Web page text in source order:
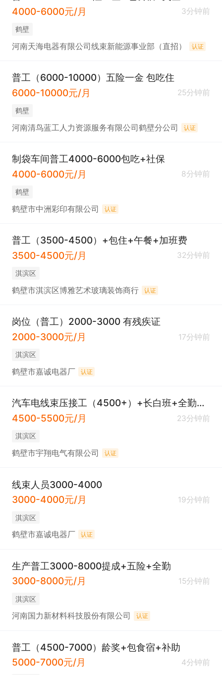
4000-6000元/月
3分钟前
鹤壁
河南天海电器有限公司线束新能源事业部（直招） 认证
普工（6000-10000）五险一金 包吃住
6000-10000元/月
25分钟前
鹤壁
河南清鸟蓝工人力资源服务有限公司鹤壁分公司 认证
制袋车间普工4000-6000包吃+社保
4000-6000元/月
8分钟前
鹤壁
鹤壁市中洲彩印有限公司 认证
普工（3500-4500）+包住+午餐+加班费
3500-4500元/月
32分钟前
淇滨区
鹤壁市淇滨区博雅艺术玻璃装饰商行 认证
岗位（普工）2000-3000 有残疾证
2000-3000元/月
17分钟前
淇滨区
鹤壁市嘉诚电器厂 认证
汽车电线束压接工（4500+）+长白班+全勤+岗位补贴+加班补贴+带薪假+社保
4500-5500元/月
23分钟前
淇滨区
鹤壁市宇翔电气有限公司 认证
线束人员3000-4000
3000-4000元/月
19分钟前
淇滨区
鹤壁市嘉诚电器厂 认证
生产普工3000-8000提成+五险+全勤
3000-8000元/月
15分钟前
淇滨区
河南国力新材料科技股份有限公司 认证
普工（4500-7000）龄奖+包食宿+补助
5000-7000元/月
4分钟前